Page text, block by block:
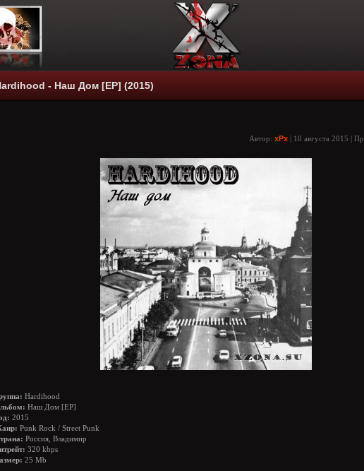
- Наш Дом [EP] (2015)
Автор: xPx | 10 августа 2015 |
Hardihood
Наш Дом [EP]
2015
Punk Rock / Street Punk
Россия, Владимир
320 kbps
25 Mb